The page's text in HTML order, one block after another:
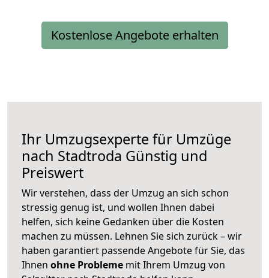
Kostenlose Angebote erhalten
Ihr Umzugsexperte für Umzüge
nach Stadtroda Günstig und
Preiswert
Wir verstehen, dass der Umzug an sich schon
stressig genug ist, und wollen Ihnen dabei
helfen, sich keine Gedanken über die Kosten
machen zu müssen. Lehnen Sie sich zurück – wir
haben garantiert passende Angebote für Sie, das
Ihnen ohne Probleme mit Ihrem Umzug von